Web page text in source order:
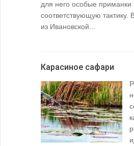
для него особые приманки
соответствующую тактику.
из Ивановской...
Карасиное сафари